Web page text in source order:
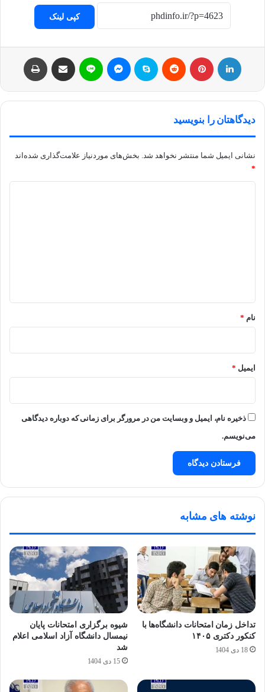
کپی لینک
دیدگاهتان را بنویسید
نشانی ایمیل شما منتشر نخواهد شد. بخش‌های موردنیاز علامت‌گذاری شده‌اند
*
نام *
ایمیل *
ذخیره نام، ایمیل و وبسایت من در مرورگر برای زمانی که دوباره دیدگاهی
می‌نویسم.
نوشته های مشابه
تداخل زمان امتحانات دانشگاه‌ها با
کنکور دکتری ۱۴۰۵
18 دی 1404
شیوه برگزاری امتحانات پایان
نیمسال دانشگاه آزاد اسلامی اعلام
شد
15 دی 1404